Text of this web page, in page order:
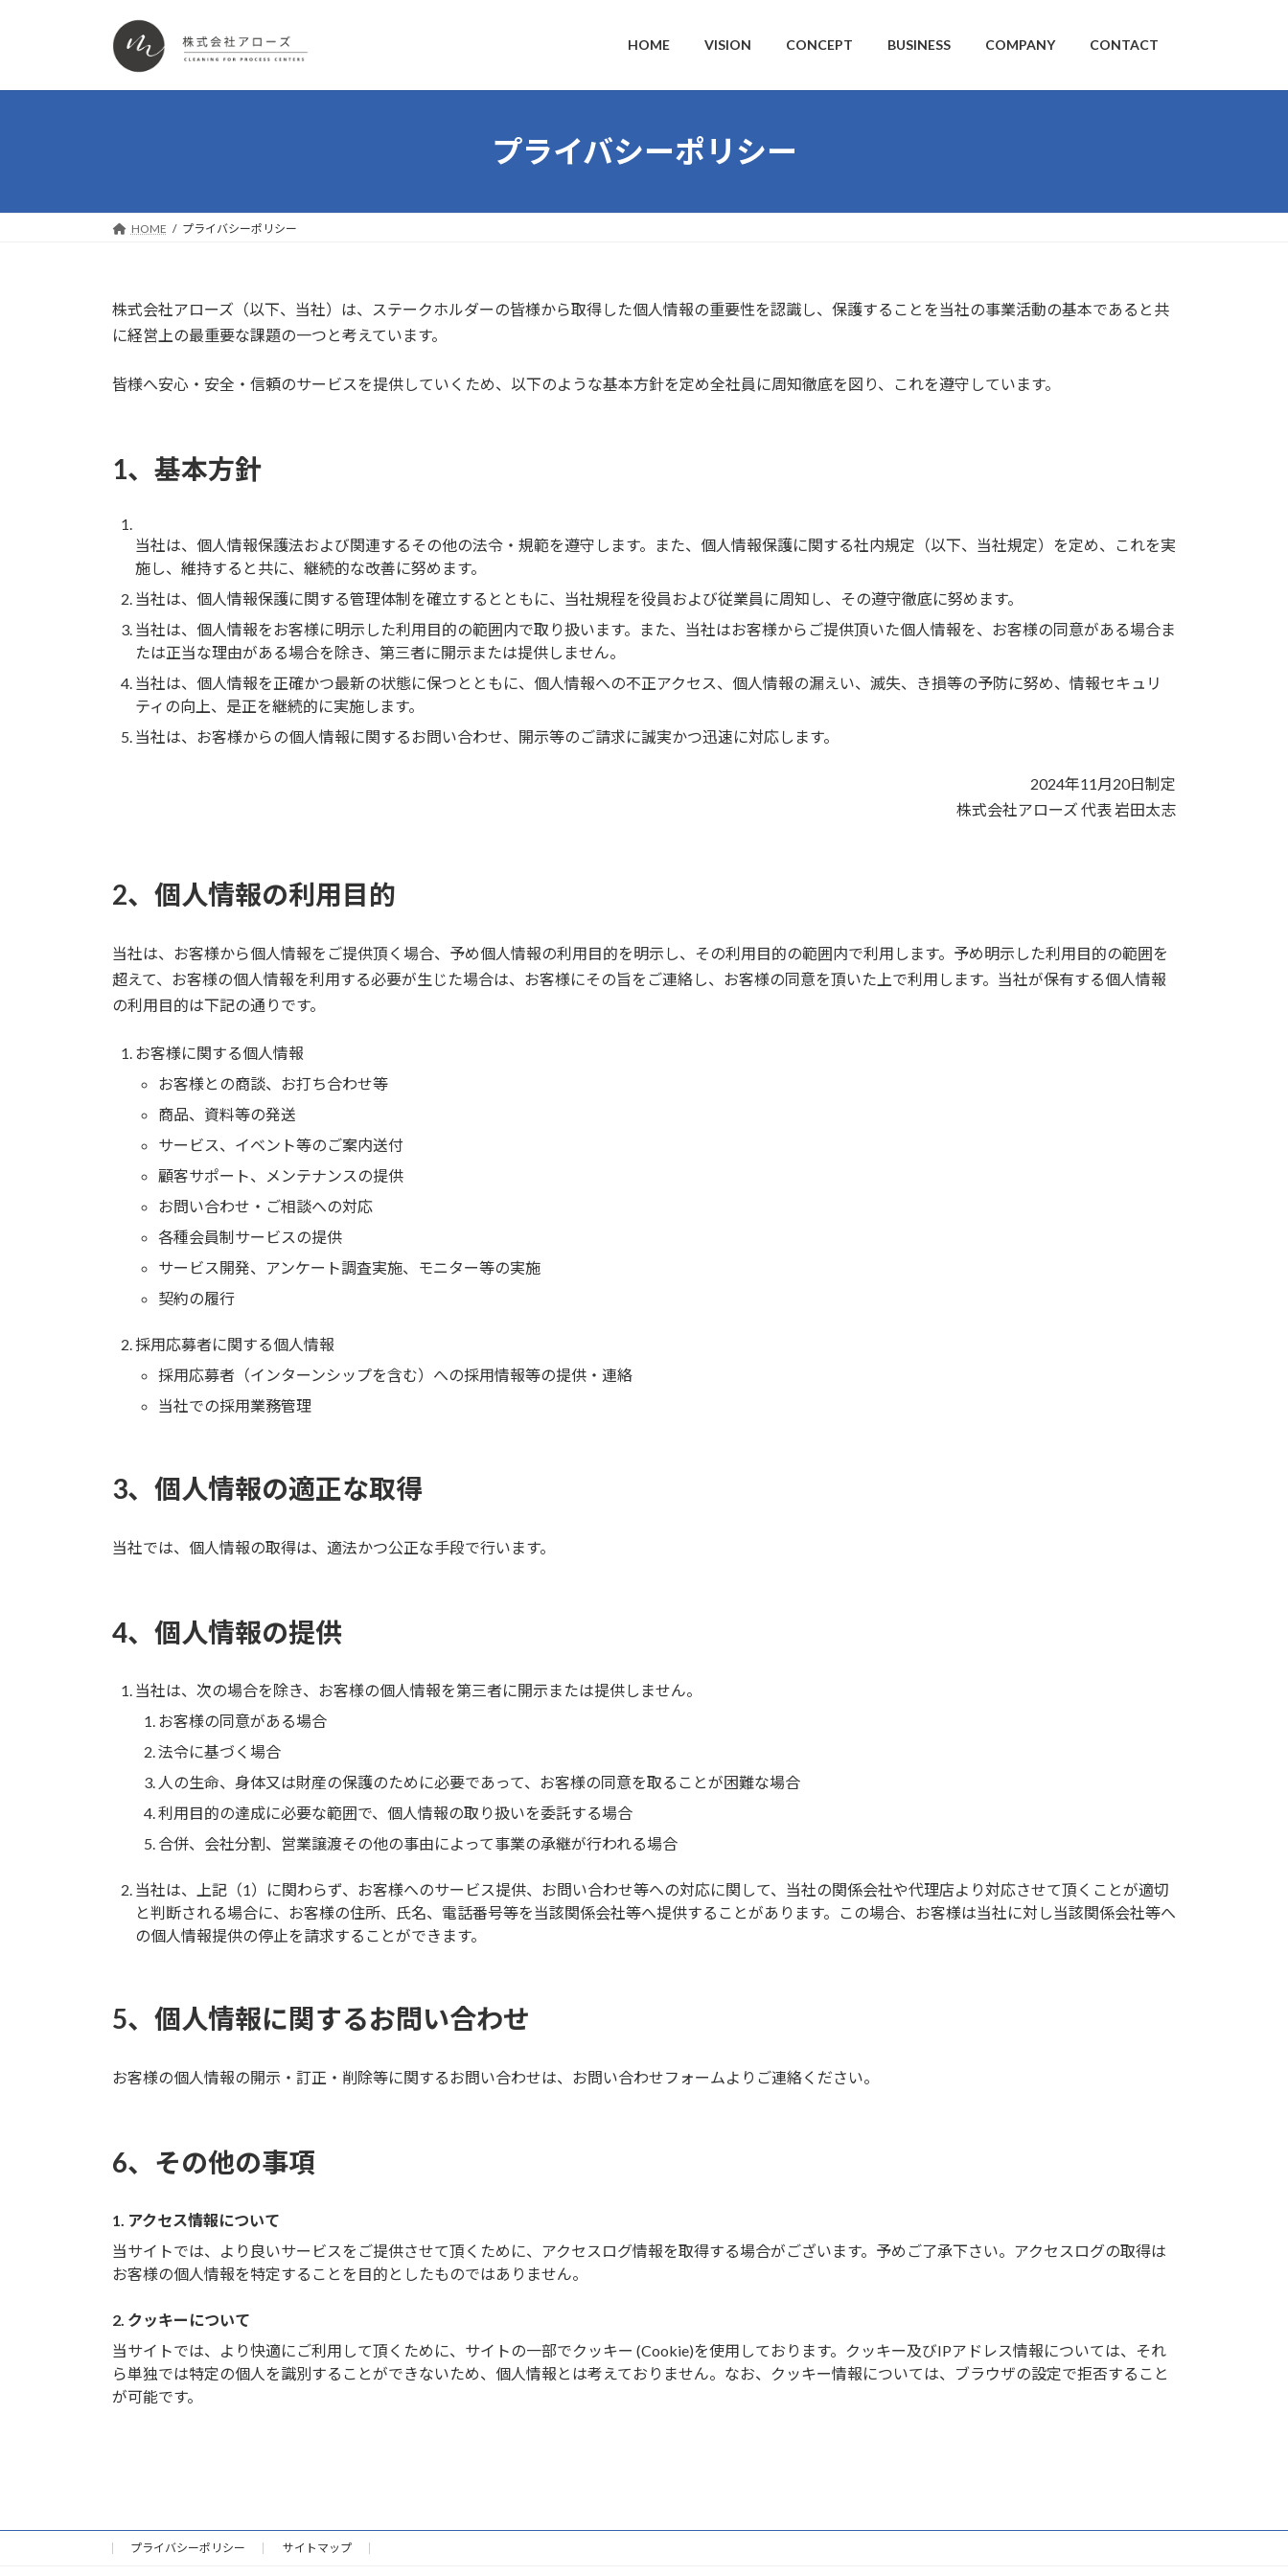
プ
動
HOME VISION CONCEPT BUSINESS COMPANY CONTACT
プライバシーポリシー
HOME プライバシーポリシー
株式会社アローズ（以下、当社）は、ステークホルダーの皆様から取得した個人情報の重要性を認識し、保護することを当社の事業活動の基本であると共
に経営上の最重要な課題の一つと考えています。
皆様へ安心・安全・信頼のサービスを提供していくため、以下のような基本方針を定め全社員に周知徹底を図り、これを遵守しています。
1、基本方針
当社は、個人情報保護法および関連するその他の法令・規範を遵守します。また、個人情報保護に関する社内規定（以下、当社規定）を定め、これを実
施し、維持すると共に、継続的な改善に努めます。
当社は、個人情報保護に関する管理体制を確立するとともに、当社規程を役員および従業員に周知し、その遵守徹底に努めます。
当社は、個人情報をお客様に明示した利用目的の範囲内で取り扱います。また、当社はお客様からご提供頂いた個人情報を、お客様の同意がある場合ま
たは正当な理由がある場合を除き、第三者に開示または提供しません。
当社は、個人情報を正確かつ最新の状態に保つとともに、個人情報への不正アクセス、個人情報の漏えい、滅失、き損等の予防に努め、情報セキュリ
ティの向上、是正を継続的に実施します。
当社は、お客様からの個人情報に関するお問い合わせ、開示等のご請求に誠実かつ迅速に対応します。
2024年11月20日制定
株式会社アローズ 代表 岩田太志
2、個人情報の利用目的
当社は、お客様から個人情報をご提供頂く場合、予め個人情報の利用目的を明示し、その利用目的の範囲内で利用します。予め明示した利用目的の範囲を
超えて、お客様の個人情報を利用する必要が生じた場合は、お客様にその旨をご連絡し、お客様の同意を頂いた上で利用します。当社が保有する個人情報
の利用目的は下記の通りです。
お客様に関する個人情報
お客様との商談、お打ち合わせ等
商品、資料等の発送
サービス、イベント等のご案内送付
顧客サポート、メンテナンスの提供
お問い合わせ・ご相談への対応
各種会員制サービスの提供
サービス開発、アンケート調査実施、モニター等の実施
契約の履行
採用応募者に関する個人情報
採用応募者（インターンシップを含む）への採用情報等の提供・連絡
当社での採用業務管理
3、個人情報の適正な取得
当社では、個人情報の取得は、適法かつ公正な手段で行います。
4、個人情報の提供
当社は、次の場合を除き、お客様の個人情報を第三者に開示または提供しません。
お客様の同意がある場合
法令に基づく場合
人の生命、身体又は財産の保護のために必要であって、お客様の同意を取ることが困難な場合
利用目的の達成に必要な範囲で、個人情報の取り扱いを委託する場合
合併、会社分割、営業譲渡その他の事由によって事業の承継が行われる場合
当社は、上記（1）に関わらず、お客様へのサービス提供、お問い合わせ等への対応に関して、当社の関係会社や代理店より対応させて頂くことが適切
と判断される場合に、お客様の住所、氏名、電話番号等を当該関係会社等へ提供することがあります。この場合、お客様は当社に対し当該関係会社等へ
の個人情報提供の停止を請求することができます。
5、個人情報に関するお問い合わせ
お客様の個人情報の開示・訂正・削除等に関するお問い合わせは、お問い合わせフォームよりご連絡ください。
6、その他の事項
1. アクセス情報について
当サイトでは、より良いサービスをご提供させて頂くために、アクセスログ情報を取得する場合がございます。予めご了承下さい。アクセスログの取得は
お客様の個人情報を特定することを目的としたものではありません。
2. クッキーについて
当サイトでは、より快適にご利用して頂くために、サイトの一部でクッキー (Cookie)を使用しております。クッキー及びIPアドレス情報については、それ
ら単独では特定の個人を識別することができないため、個人情報とは考えておりません。なお、クッキー情報については、ブラウザの設定で拒否すること
が可能です。
プライバシーポリシー サイトマップ